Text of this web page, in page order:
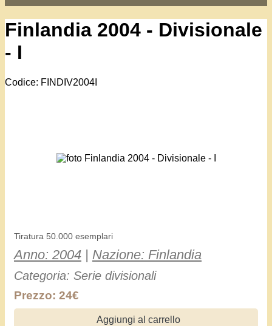
Finlandia 2004 - Divisionale
- I
Codice: FINDIV2004I
Tiratura 50.000 esemplari
Anno: 2004 | Nazione: Finlandia
Categoria: Serie divisionali
Prezzo: 24€
Aggiungi al carrello